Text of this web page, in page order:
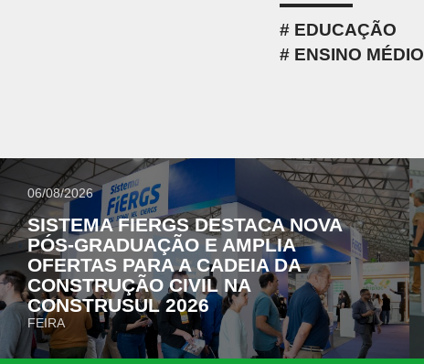
EDUCAÇÃO
ENSINO MÉDIO
06/08/2026
SISTEMA FIERGS DESTACA NOVA
PÓS-GRADUAÇÃO E AMPLIA
OFERTAS PARA A CADEIA DA
CONSTRUÇÃO CIVIL NA
CONSTRUSUL 2026
FEIRA